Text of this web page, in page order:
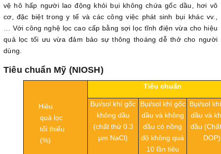
vệ hô hấp người lao động khỏi bụi không chứa gốc dầu, hơi vô
cơ, đặc biệt trong y tế và các công việc phát sinh bụi khác vv.,
… Với công nghệ lọc cao cấp bằng sợi lọc tĩnh điện vừa cho hiệu
quả lọc tối ưu vừa đảm bảo sự thông thoáng dễ thở cho người
dùng.
Tiêu chuẩn Mỹ (NIOSH)
Hiệu
quả lọc
tối thiểu
(%)
Tiêu chuẩn
Bụi/sol khí gốc
không dầu
(chất thử 0.3
μm NaCl)
Bụi/sol khí gốc
dầu và không
dầu có nồng
độ không quá
10 lần tiêu
Bụi/sol
dầu và
dầu
DOP)